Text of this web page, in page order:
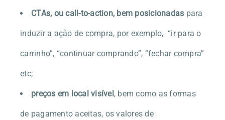
CTAs, ou call-to-action, bem posicionadas para
induzir a ação de compra, por exemplo, “ir para o
carrinho”, “continuar comprando”, “fechar compra”
etc;
preços em local visível, bem como as formas
de pagamento aceitas, os valores de